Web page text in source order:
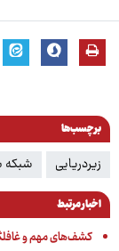
برچسب‌ها
زیردریایی شبکه
اخبار مرتبط
کشف‌های مهم و